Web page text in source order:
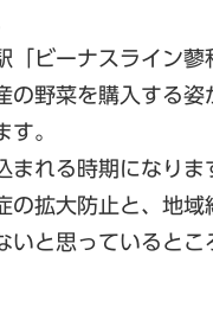
ビーナスライン蓼
野菜を購入する姿
。
まれる時期になりま
の拡大防止と、地域
と思っているとこ